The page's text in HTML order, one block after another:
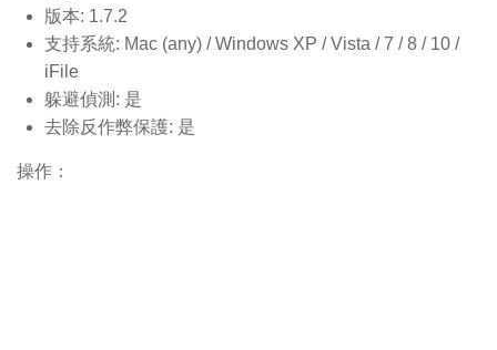
版本: 1.7.2
支持系統: Mac (any) / Windows XP / Vista / 7 / 8 / 10 /
iFile
躲避偵測: 是
去除反作弊保護: 是
操作：